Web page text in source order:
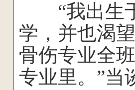
“我出生于
学，并也渴
骨伤专业全
专业里。”当